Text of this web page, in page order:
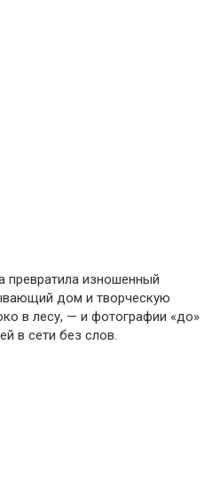
превратила изношенный
дом и творческую
в лесу, — и фотографии «до»
в сети без слов.